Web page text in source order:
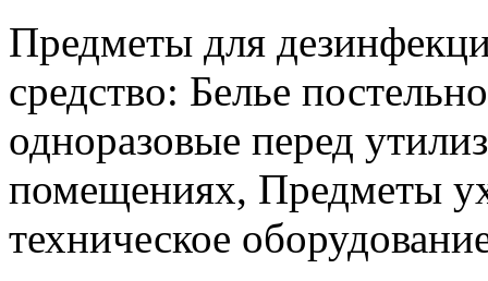
Предметы для
средство: Белье
одноразовые перед
помещениях, Предметы
техническое